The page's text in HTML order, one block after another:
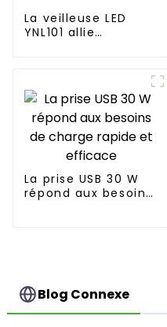
La veilleuse LED
YNL101 allie
La prise USB 30 W
répond aux besoins
Blog Connexe